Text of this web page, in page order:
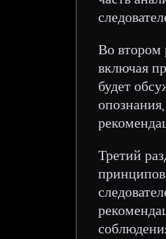
Во втором
включая
будет
Третий